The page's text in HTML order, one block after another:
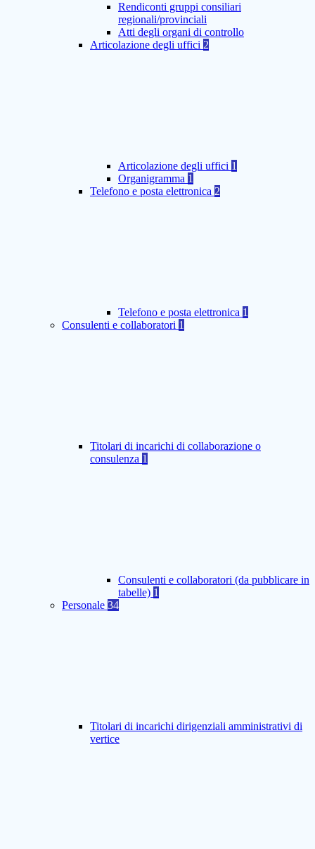
Rendiconti gruppi consiliari
regionali/provinciali
Atti degli organi di controllo
Articolazione degli uffici 2
Articolazione degli uffici 1
Organigramma 1
Telefono e posta elettronica 2
Telefono e posta elettronica 1
Consulenti e collaboratori 1
Titolari di incarichi di collaborazione o
consulenza 1
Consulenti e collaboratori (da pubblicare in
tabelle) 1
Personale 34
Titolari di incarichi dirigenziali amministrativi di
vertice